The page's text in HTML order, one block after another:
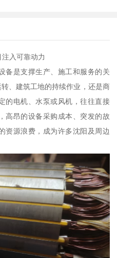
入可靠动力
备是支撑生产、施工和服务的关
、建筑工地的持续作业，还是商
的电机、水泵或风机，往往直接
高昂的设备采购成本、突发的故
资源浪费，成为许多沈阳及周边